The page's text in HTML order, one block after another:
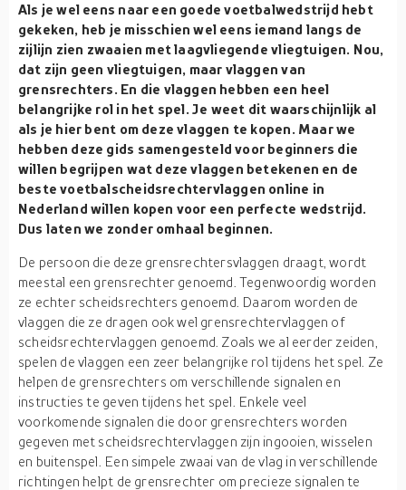
Als je wel eens naar een goede voetbalwedstrijd hebt
gekeken, heb je misschien wel eens iemand langs de
zijlijn zien zwaaien met laagvliegende vliegtuigen. Nou,
dat zijn geen vliegtuigen, maar vlaggen van
grensrechters. En die vlaggen hebben een heel
belangrijke rol in het spel. Je weet dit waarschijnlijk al
als je hier bent om deze vlaggen te kopen. Maar we
hebben deze gids samengesteld voor beginners die
willen begrijpen wat deze vlaggen betekenen en de
beste voetbalscheidsrechtervlaggen online in
Nederland willen kopen voor een perfecte wedstrijd.
Dus laten we zonder omhaal beginnen.
De persoon die deze grensrechtersvlaggen draagt, wordt
meestal een grensrechter genoemd. Tegenwoordig worden
ze echter scheidsrechters genoemd. Daarom worden de
vlaggen die ze dragen ook wel grensrechtervlaggen of
scheidsrechtervlaggen genoemd. Zoals we al eerder zeiden,
spelen de vlaggen een zeer belangrijke rol tijdens het spel. Ze
helpen de grensrechters om verschillende signalen en
instructies te geven tijdens het spel. Enkele veel
voorkomende signalen die door grensrechters worden
gegeven met scheidsrechtervlaggen zijn ingooien, wisselen
en buitenspel. Een simpele zwaai van de vlag in verschillende
richtingen helpt de grensrechter om precieze signalen te